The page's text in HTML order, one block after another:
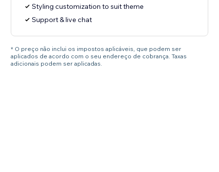
Styling customization to suit theme
Support & live chat
* O preço não inclui os impostos aplicáveis, que podem ser
aplicados de acordo com o seu endereço de cobrança. Taxas
adicionais podem ser aplicadas.